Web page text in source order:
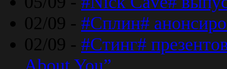
02/09 - #Сплин#
02/09 - #Стинг#